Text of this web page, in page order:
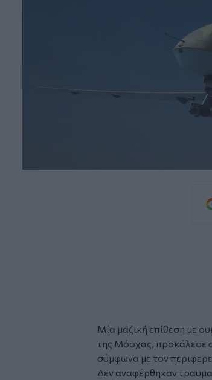
Μία μαζική επίθεση με
της Μόσχας, προκάλεσε
σύμφωνα με τον
Δεν αναφέρθηκαν